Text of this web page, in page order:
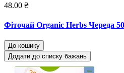
48.00 ₴
Фіточай Organic Herbs Череда
До кошику
Додати до списку бажань